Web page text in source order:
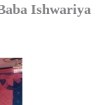
Ishwariya